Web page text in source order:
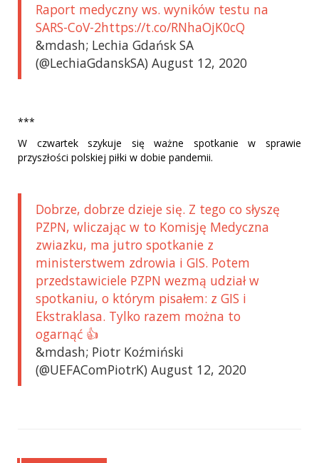
Raport medyczny ws. wyników testu na
SARS-CoV-2https://t.co/RNhaOjK0cQ
&mdash; Lechia Gdańsk SA
(@LechiaGdanskSA) August 12, 2020
***
W czwartek szykuje się ważne spotkanie w sprawie
przyszłości polskiej piłki w dobie pandemii.
Dobrze, dobrze dzieje się. Z tego co słyszę
PZPN, wliczając w to Komisję Medyczna
zwiazku, ma jutro spotkanie z
ministerstwem zdrowia i GIS. Potem
przedstawiciele PZPN wezmą udział w
spotkaniu, o którym pisałem: z GIS i
Ekstraklasa. Tylko razem można to
ogarnąć 👍
&mdash; Piotr Koźmiński
(@UEFAComPiotrK) August 12, 2020